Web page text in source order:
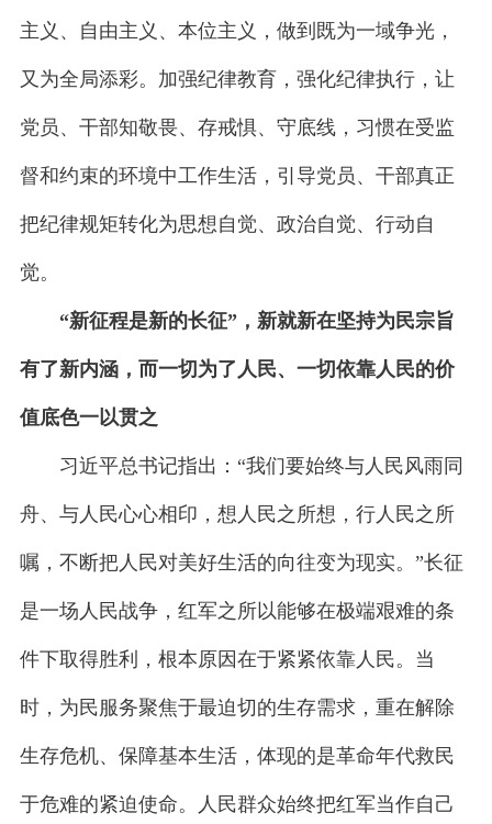
主义、自由主义、本位主义，做到既为一域争光，
又为全局添彩。加强纪律教育，强化纪律执行，让
党员、干部知敬畏、存戒惧、守底线，习惯在受监
督和约束的环境中工作生活，引导党员、干部真正
把纪律规矩转化为思想自觉、政治自觉、行动自
觉。
“新征程是新的长征”，新就新在坚持为民宗旨
有了新内涵，而一切为了人民、一切依靠人民的价
值底色一以贯之
习近平总书记指出：“我们要始终与人民风雨同
舟、与人民心心相印，想人民之所想，行人民之所
嘱，不断把人民对美好生活的向往变为现实。”长征
是一场人民战争，红军之所以能够在极端艰难的条
件下取得胜利，根本原因在于紧紧依靠人民。当
时，为民服务聚焦于最迫切的生存需求，重在解除
生存危机、保障基本生活，体现的是革命年代救民
于危难的紧迫使命。人民群众始终把红军当作自己